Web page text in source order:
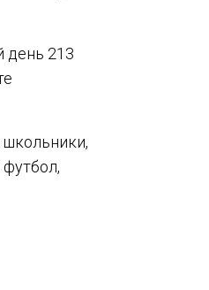
день 213
школьники,